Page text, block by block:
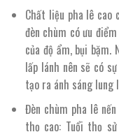
Chất liệu pha lê cao
đèn chùm có ưu
của độ ẩm, bụi
lấp lánh nên sẽ có
tạo ra ánh sáng
Đèn chùm pha lê
thọ cao: Tuổi thọ